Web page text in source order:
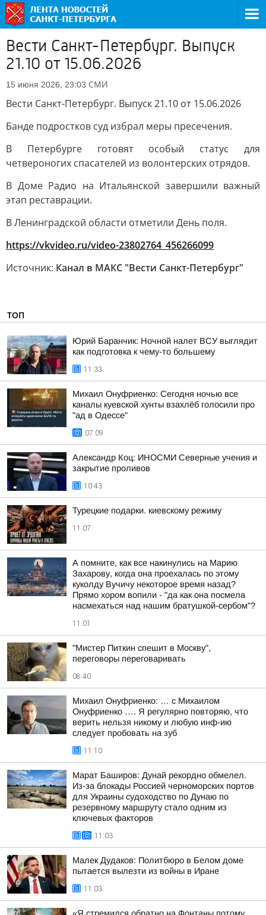
Вести Санкт-Петербург. Выпуск
21.10 от 15.06.2026
15 июня 2026, 23:03 СМИ
Вести Санкт-Петербург. Выпуск 21.10 от 15.06.2026
Банде подростков суд избрал меры пресечения.
В Петербурге готовят особый статус для
четвероногих спасателей из волонтерских отрядов.
В Доме Радио на Итальянской завершили важный
этап реставрации.
В Ленинградской области отметили День поля.
https://vkvideo.ru/video-23802764_456266099
Источник: Канал в МАКС "Вести Санкт-Петербург"
ТОП
Юрий Баранчик: Ночной налет ВСУ выглядит
как подготовка к чему-то большему
11:33
Михаил Онуфриенко: Сегодня ночью все
каналы куевской хунты взахлёб голосили про
"ад в Одессе"
07:09
Александр Коц: ИНОСМИ Северные учения и
закрытие проливов
10:43
Турецкие подарки. киевскому режиму
11:07
А помните, как все накинулись на Марию
Захарову, когда она проехалась по этому
куколду Вучичу некоторое время назад?
Прямо хором вопили - "да как она посмела
насмехаться над нашим братушкой-сербом"?
11:01
"Мистер Питкин спешит в Москву",
переговоры переговаривать
08:40
Михаил Онуфриенко: … с Михаилом
Онуфриенко …. Я регулярно повторяю, что
верить нельзя никому и любую инф-ию
следует пробовать на зуб
11:10
Марат Баширов: Дунай рекордно обмелел.
Из-за блокады Россией черноморских портов
для Украины судоходство по Дунаю по
резервному маршруту стало одним из
ключевых факторов
11:03
Малек Дудаков: Политбюро в Белом доме
пытается вылезти из войны в Иране
11:03